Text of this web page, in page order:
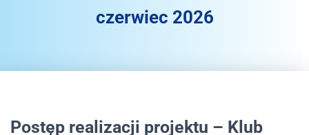
czerwiec 2026
Postęp realizacji projektu – Klub